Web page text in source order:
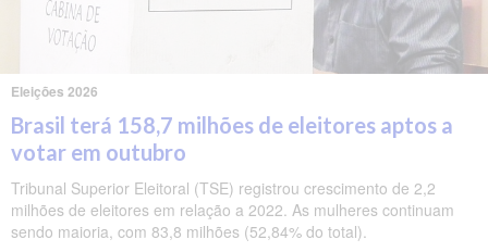
Eleições 2026
Brasil terá 158,7 milhões de eleitores aptos a
votar em outubro
Tribunal Superior Eleitoral (TSE) registrou crescimento de 2,2
milhões de eleitores em relação a 2022. As mulheres continuam
sendo maioria, com 83,8 milhões (52,84% do total).